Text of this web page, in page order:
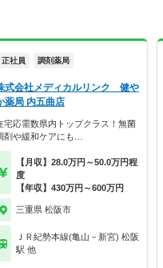
正社員 調剤薬局
式会社メディカルリンク 健や
薬局 内五曲店
宅応需数県内トップクラス！無菌
剤や緩和ケアにも…
【月収】28.0万円～50.0万円程
度
【年収】430万円～600万円
三重県 松阪市
ＪＲ紀勢本線(亀山－新宮) 松阪
駅 他